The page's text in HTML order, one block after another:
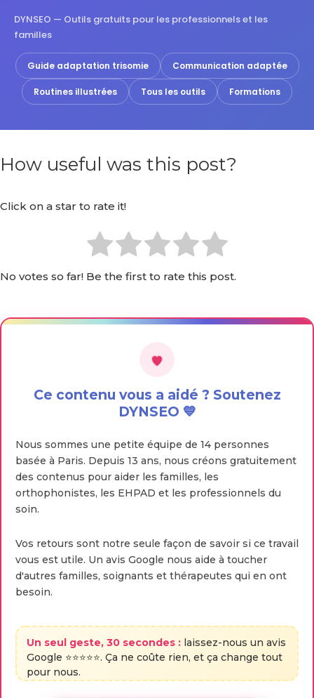
DYNSEO — Outils gratuits pour les professionnels et les
familles
Guide adaptation trisomie Communication adaptée
Routines illustrées Tous les outils Formations
How useful was this post?
Click on a star to rate it!
No votes so far! Be the first to rate this post.
Ce contenu vous a aidé ? Soutenez
DYNSEO 💙
Nous sommes une petite équipe de 14 personnes
basée à Paris. Depuis 13 ans, nous créons gratuitement
des contenus pour aider les familles, les
orthophonistes, les EHPAD et les professionnels du
soin.
Vos retours sont notre seule façon de savoir si ce travail
vous est utile. Un avis Google nous aide à toucher
d'autres familles, soignants et thérapeutes qui en ont
besoin.
Un seul geste, 30 secondes : laissez-nous un avis
Google ⭐⭐⭐⭐⭐. Ça ne coûte rien, et ça change tout
pour nous.